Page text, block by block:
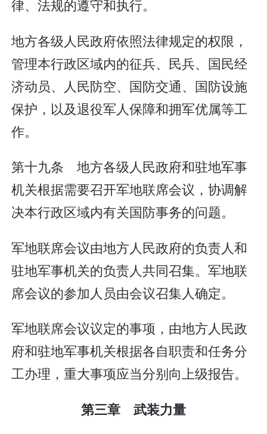
律、法规的遵守和执行。
地方各级人民政府依照法律规定的权限，
管理本行政区域内的征兵、民兵、国民经
济动员、人民防空、国防交通、国防设施
保护，以及退役军人保障和拥军优属等工
作。
第十九条 地方各级人民政府和驻地军事
机关根据需要召开军地联席会议，协调解
决本行政区域内有关国防事务的问题。
军地联席会议由地方人民政府的负责人和
驻地军事机关的负责人共同召集。军地联
席会议的参加人员由会议召集人确定。
军地联席会议议定的事项，由地方人民政
府和驻地军事机关根据各自职责和任务分
工办理，重大事项应当分别向上级报告。
第三章 武装力量